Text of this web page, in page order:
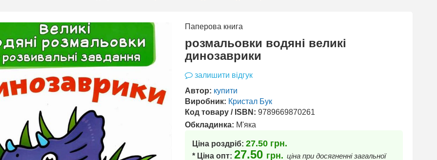
Паперова книга
розмальовки водяні великі
динозаврики
залишити відгук
Автор: купити
Виробник: Кристал Бук
Код товару / ISBN: 9789669870261
Обкладинка: М'яка
Ціна роздріб: 27.50 грн.
* Ціна опт: 27.50 грн. ціна при досягненні загальної